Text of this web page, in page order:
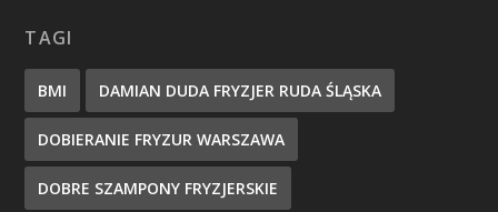
TAGI
BMI DAMIAN DUDA FRYZJER RUDA ŚLĄSKA
DOBIERANIE FRYZUR WARSZAWA
DOBRE SZAMPONY FRYZJERSKIE